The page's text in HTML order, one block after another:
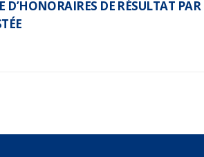
D’HONORAIRES DE RÉSULTAT PAR